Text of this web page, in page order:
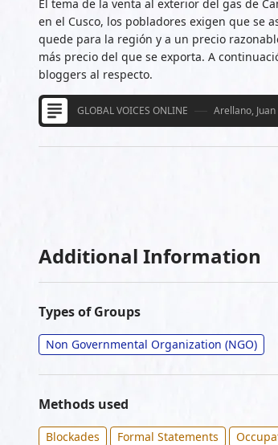
El tema de la venta al exterior del gas de
en el Cusco, los pobladores exigen que se
quede para la región y a un precio
más precio del que se exporta. A
bloggers al respecto.
GLOBAL VOICES ONLINE Arellano, Juan
Additional Information
Types of Groups
Non Governmental Organization (NGO)
Methods used
Blockades Formal Statements